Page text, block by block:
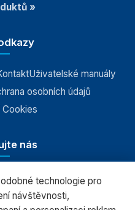
»
Uživatelské manuály
osobních údajů
Cookies
nás
Šumperk
technologie pro
návštěvnosti,